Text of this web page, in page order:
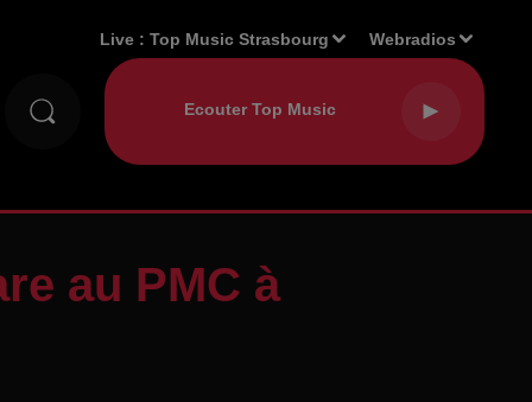
Live :Top Music Strasbourg Webradios
au PMC à